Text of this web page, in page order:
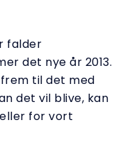
falder
det nye år 2013.
til det med
det vil blive, kan
for vort